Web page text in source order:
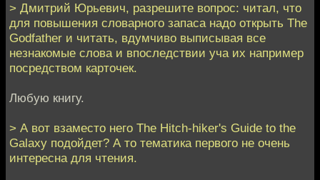
> Дмитрий Юрьевич, разрешите вопрос: читал, что
для повышения словарного запаса надо открыть The
Godfather и читать, вдумчиво выписывая все
незнакомые слова и впоследствии уча их например
посредством карточек.
Любую книгу.
> А вот взаместо него The Hitch-hiker's Guide to the
Galaxy подойдет? А то тематика первого не очень
интересна для чтения.